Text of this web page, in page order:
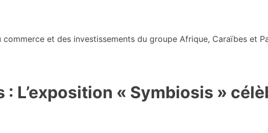
et des investissements du groupe Afrique, Caraïbes et
L’exposition « Symbiosis »